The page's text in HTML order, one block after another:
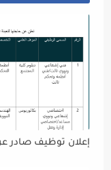
إعلان توظيف صادر عن